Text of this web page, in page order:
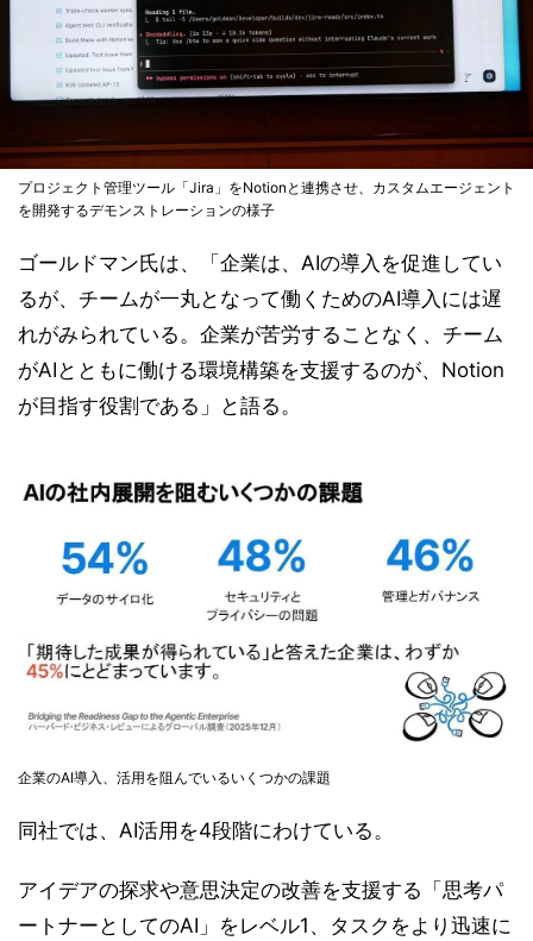
プロジェクト管理ツール「Jira」をNotionと連携させ、カスタムエージェント
を開発するデモンストレーションの様子
ゴールドマン氏は、「企業は、AIの導入を促進してい
るが、チームが一丸となって働くためのAI導入には遅
れがみられている。企業が苦労することなく、チーム
がAIとともに働ける環境構築を支援するのが、Notion
が目指す役割である」と語る。
企業のAI導入、活用を阻んでいるいくつかの課題
同社では、AI活用を4段階にわけている。
アイデアの探求や意思決定の改善を支援する「思考パ
ートナーとしてのAI」をレベル1、タスクをより迅速に